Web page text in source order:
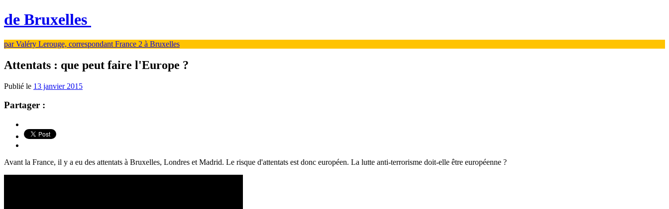
de Bruxelles
par Valéry Lerouge, correspondant France 2 à Bruxelles
Attentats : que peut faire l'Europe ?
Publié le 13 janvier 2015
Partager :
Avant la France, il y a eu des attentats à Bruxelles, Londres et Madrid. Le risque d'attentats est donc européen. La lutte anti-terrorisme doit-elle être européenne ?